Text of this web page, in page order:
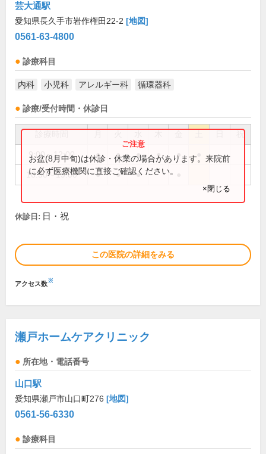
芸大通駅
愛知県長久手市岩作権田22-2 [地図]
0561-63-4800
診療科目
内科 小児科 アレルギー科 循環器科
診療/受付時間・休診日
祝
9:00～12:00 ● ● ● ● ●
16:30～19:00 ● ● ●
お盆(8月中旬)は休診・休業の場合があります。来院前
に必ず医療機関に直接ご確認ください。
×閉じる
休診日: 日・祝
この医院の詳細をみる
アクセス数※
瀬戸ホームケアクリニック
所在地・電話番号
山口駅
愛知県瀬戸市山口町276 [地図]
0561-56-6330
診療科目